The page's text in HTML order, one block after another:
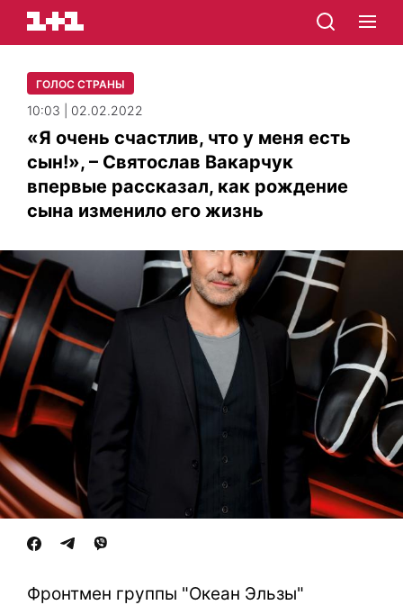
ГОЛОС СТРАНЫ
10:03 | 02.02.2022
«Я очень счастлив, что у меня есть
сын!», – Святослав Вакарчук
впервые рассказал, как рождение
сына изменило его жизнь
Фронтмен группы "Океан Эльзы"